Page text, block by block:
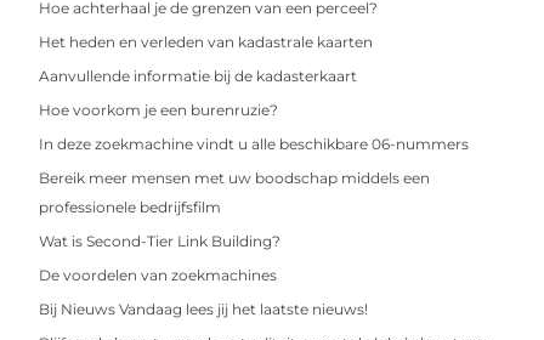
Hoe achterhaal je de grenzen van een perceel?
Het heden en verleden van kadastrale kaarten
Aanvullende informatie bij de kadasterkaart
Hoe voorkom je een burenruzie?
In deze zoekmachine vindt u alle beschikbare 06-nummers
Bereik meer mensen met uw boodschap middels een
professionele bedrijfsfilm
Wat is Second-Tier Link Building?
De voordelen van zoekmachines
Bij Nieuws Vandaag lees jij het laatste nieuws!